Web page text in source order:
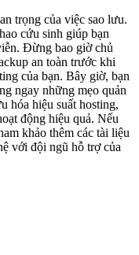
trọng của việc sao lưu.
cứu sinh giúp bạn
Đừng bao giờ chủ
an toàn trước khi
của bạn. Bây giờ, bạn
ngay những mẹo quản
hóa hiệu suất hosting,
động hiệu quả. Nếu
khảo thêm các tài liệu
với đội ngũ hỗ trợ của